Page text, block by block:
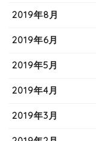
2019年8月
2019年6月
2019年5月
2019年4月
2019年3月